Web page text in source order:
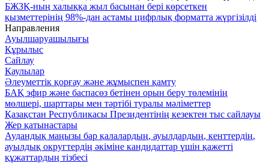
БЖЗҚ-ның халыққа жыл басынан бері көрсеткен
қызметтерінің 98%-дан астамы цифрлық форматта жүргізілді
Направления
Ауылшаруашылығы
Құрылыс
Сайлау
Қаулылар
Әлеуметтік қорғау және жұмыспен қамту
БАҚ эфир және баспасөз бетінен орын беру төлемінің
мөлшері, шарттары мен тәртібі туралы мәліметтер
Қазақстан Республикасы Президентінің кезектен тыс сайлауы
Жер қатынастары
Аудандық маңызы бар қалалардың, ауылдардың, кенттердің,
ауылдық округтердің әкіміне кандидаттар үшін қажетті
құжаттардың тізбесі